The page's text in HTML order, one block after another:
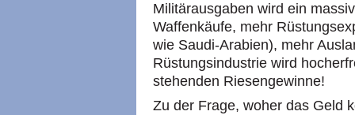
Militärausgaben wird ein
Waffenkäufe, mehr
wie Saudi-Arabien), mehr
Rüstungsindustrie wird
stehenden Riesengewinne!
Zu der Frage, woher das Geld